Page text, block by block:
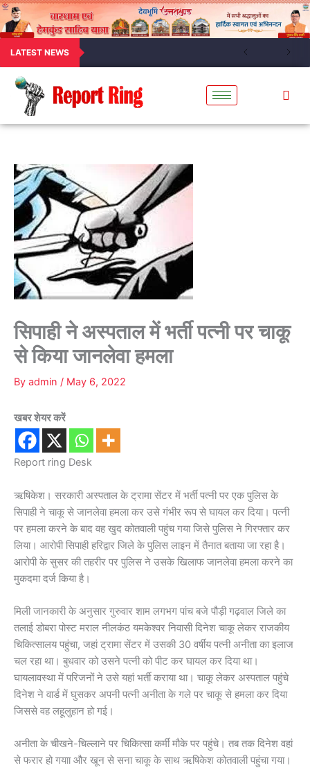
LATEST NEWS
सिपाही ने अस्पताल में भर्ती पत्नी पर चाकू
से किया जानलेवा हमला
By admin / May 6, 2022
खबर शेयर करें
Report ring Desk
ऋषिकेश। सरकारी अस्पताल के ट्रामा सेंटर में भर्ती पत्नी पर एक पुलिस के
सिपाही ने चाकू से जानलेवा हमला कर उसे गंभीर रूप से घायल कर दिया। पत्नी
पर हमला करने के बाद वह खुद कोतवाली पहुंच गया जिसे पुलिस ने गिरफ्तार कर
लिया। आरोपी सिपाही हरिद्वार जिले के पुलिस लाइन में तैनात बताया जा रहा है।
आरोपी के सुसर की तहरीर पर पुलिस ने उसके खिलाफ जानलेवा हमला करने का
मुकदमा दर्ज किया है।
मिली जानकारी के अनुसार गुरुवार शाम लगभग पांच बजे पौड़ी गढ़वाल जिले का
तलाई डोबरा पोस्ट मराल नीलकंठ यमकेश्वर निवासी दिनेश चाकू लेकर राजकीय
चिकित्सालय पहुंचा, जहां ट्रामा सेंटर में उसकी 30 वर्षीय पत्नी अनीता का इलाज
चल रहा था। बुधवार को उसने पत्नी को पीट कर घायल कर दिया था।
घायलावस्था में परिजनों ने उसे यहां भर्ती कराया था। चाकू लेकर अस्पताल पहुंचे
दिनेश ने वार्ड में घुसकर अपनी पत्नी अनीता के गले पर चाकू से हमला कर दिया
जिससे वह लहूलुहान हो गई।
अनीता के चीखने-चिल्लाने पर चिकित्सा कर्मी मौके पर पहुंचे। तब तक दिनेश वहां
से फरार हो गयाा और खून से सना चाकू के साथ ऋषिकेश कोतवाली पहुंचा गया।